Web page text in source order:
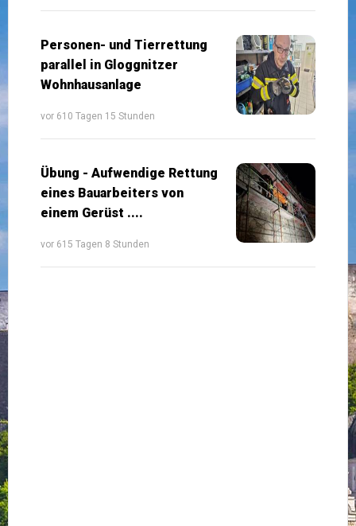
Personen- und Tierrettung
parallel in Gloggnitzer
Wohnhausanlage
vor 610 Tagen 15 Stunden
Übung - Aufwendige Rettung
eines Bauarbeiters von
einem Gerüst ....
vor 615 Tagen 8 Stunden